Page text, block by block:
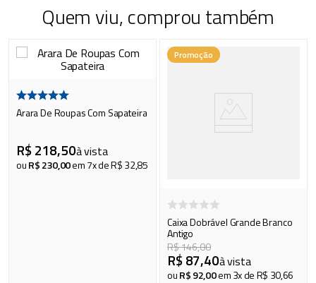
Quem viu, comprou também
Arara De Roupas Com Sapateira
R$ 218,50à vista
ouR$230,00em7x deR$32,85
Promoção
Caixa Dobrável Grande Branco
Antigo
R$146,00
R$ 87,40à vista
ouR$92,00em3x deR$ 30,66